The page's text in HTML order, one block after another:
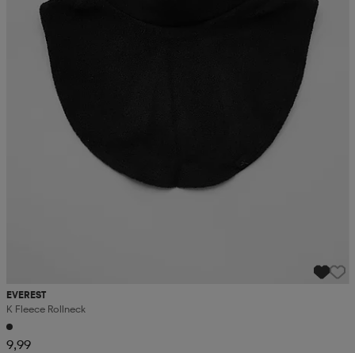
EVEREST
K Fleece Rollneck
9,99